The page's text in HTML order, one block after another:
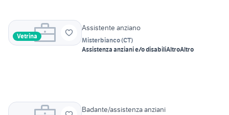
Vetrina
Assistente anziano
Misterbianco(CT)
Assistenza anziani e/o disabiliAltroAltro
Badante/assistenza anziani